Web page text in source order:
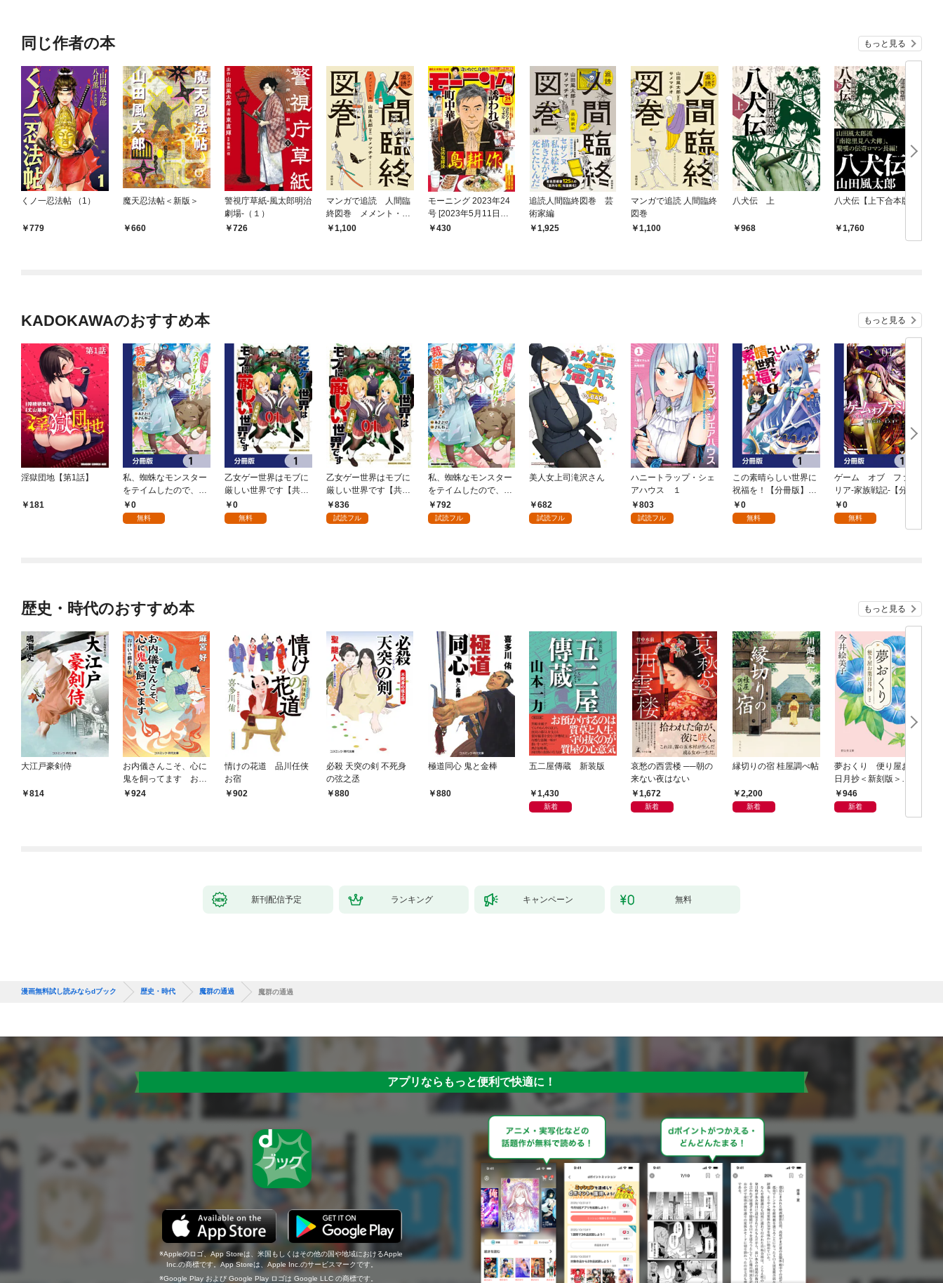
同じ作者の本 もっと見る
くノ一忍法帖 （1）
779
魔天忍法帖＜新版＞
660
警視庁草紙‐風太郎明治
劇場‐（１）
726
マンガで追読 人間臨
終図巻 メメント・モ
リ編1,100
モーニング 2023年24
号 [2023年5月11日発
売]430
追読人間臨終図巻 芸
術家編
1,925
マンガで追読 人間臨終
図巻
1,100
八犬伝 上
968
八犬伝【上下合本版】
1,760
KADOKAWAのおすすめ本 もっと見る
淫獄団地【第1話】
181
私、蜘蛛なモンスター
をテイムしたので、ス
パイダーシルクで裁縫
を頑張ります！【分冊
0
無料
乙女ゲー世界はモブに
厳しい世界です【共和
国編】【分冊版】 1
0
無料
乙女ゲー世界はモブに
厳しい世界です【共和
国編】 ０１
836
試読フル
私、蜘蛛なモンスター
をテイムしたので、ス
パイダーシルクで裁縫
を頑張ります！ 1
792
試読フル
美人女上司滝沢さん
682
試読フル
ハニートラップ・シェ
アハウス １
803
試読フル
この素晴らしい世界に
祝福を！【分冊版】
1 0
無料
ゲーム オブ ファミ
リア-家族戦記-【分冊
版】 1
0
無料
歴史・時代のおすすめ本 もっと見る
大江戸豪剣侍
814
お内儀さんこそ、心に
鬼を飼ってます おけ
いの戯作手帖
924
情けの花道 品川任侠
お宿
902
必殺 天突の剣 不死身
の弦之丞
880
極道同心 鬼と金棒
880
五二屋傳蔵 新装版
1,430
新着
哀愁の西雲楼 ──朝の
来ない夜はない
1,672
新着
縁切りの宿 桂屋調べ帖
2,200
新着
夢おくり 便り屋お葉
日月抄＜新刻版＞
［1］
946
新着
新刊配信予定 ランキング キャンペーン 無料
漫画無料試し読みならdブック 歴史・時代 魔群の通過 魔群の通過
アプリならもっと便利で快適に！
Appleのロゴ、App Storeは、米国もしくはその他の国や地域におけるApple
Inc.の商標です。App Storeは、Apple Inc.のサービスマークです。
Google Play および Google Play ロゴは Google LLC の商標です。